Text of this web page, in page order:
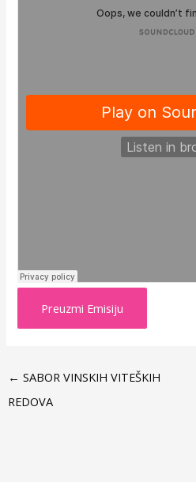
Preuzmi Emisiju
← SABOR VINSKIH VITEŠKIH
REDOVA